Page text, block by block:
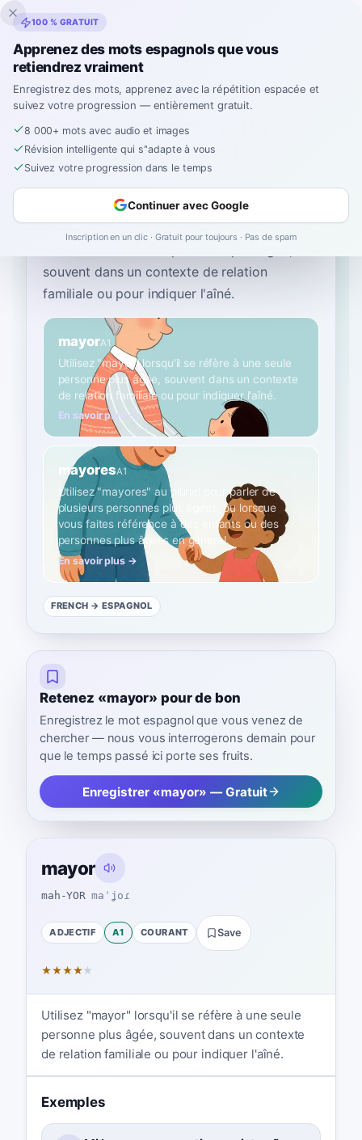
Inklingo
Accueil›Espagnol›French → espagnol ›plus âgé
Comment dire "plus
âgé" en espagnol
Le mot espagnol le plus courant pour
âgé”est “mayor”—utilisez "mayor" lorsqu'il
souvent dans un contexte de relation
familiale ou pour indiquer l'aîné.
mayorA1
Utilisez "mayor" lorsqu'il se réfère à une seule
personne plus âgée, souvent dans un contexte
de relation familiale ou pour indiquer l'aîné.
En savoir plus →
mayoresA1
Utilisez "mayores" au pluriel pour parler de
plusieurs personnes plus âgées, ou lorsque
vous faites référence à des enfants ou des
personnes plus âgées en général.
En savoir plus →
FRENCH → ESPAGNOL
Retenez «mayor» pour de bon
Enregistrez le mot espagnol que vous venez de
chercher — nous vous interrogerons demain pour
que le temps passé ici porte ses fruits.
Enregistrer «mayor» — Gratuit
mayor
mah-YOR maˈʝoɾ
ADJECTIF A1 COURANT Save
★★★★★
Utilisez "mayor" lorsqu'il se réfère à une seule
personne plus âgée, souvent dans un contexte
de relation familiale ou pour indiquer l'aîné.
Exemples
100 % GRATUIT
Apprenez des mots espagnols que vous
retiendrez vraiment
Enregistrez des mots, apprenez avec la répétition espacée et
suivez votre progression — entièrement gratuit.
8 000+ mots avec audio et images
Révision intelligente qui s''adapte à vous
Suivez votre progression dans le temps
Continuer avec Google
Inscription en un clic · Gratuit pour toujours · Pas de spam